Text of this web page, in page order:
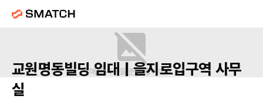
매물 사진을 준비 중이에요.
교원명동빌딩임대 | 을지로입구역 사무
실